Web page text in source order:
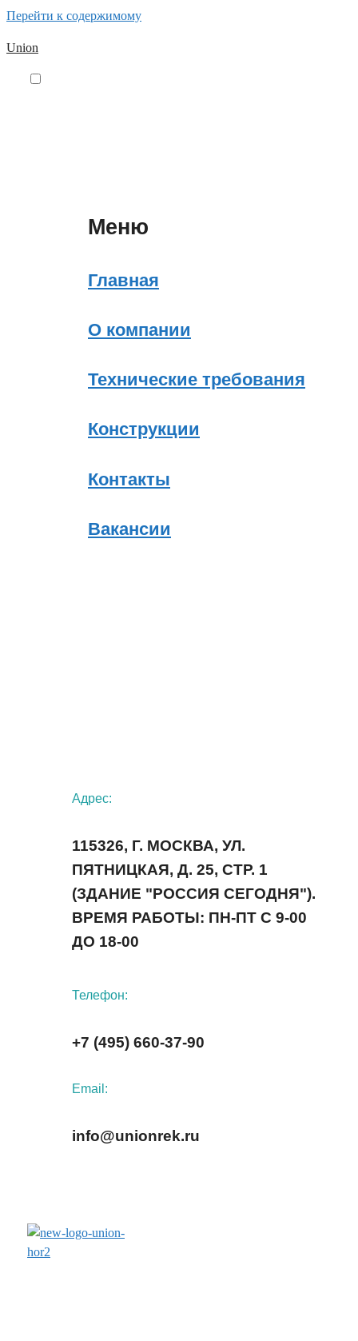
Перейти к содержимому
Union
Меню
Главная
О компании
Технические требования
Конструкции
Контакты
Вакансии
Адрес:
115326, Г. МОСКВА, УЛ.
ПЯТНИЦКАЯ, Д. 25, СТР. 1
(ЗДАНИЕ "РОССИЯ СЕГОДНЯ").
ВРЕМЯ РАБОТЫ: ПН-ПТ С 9-00
ДО 18-00
Телефон:
+7 (495) 660-37-90
Email:
info@unionrek.ru